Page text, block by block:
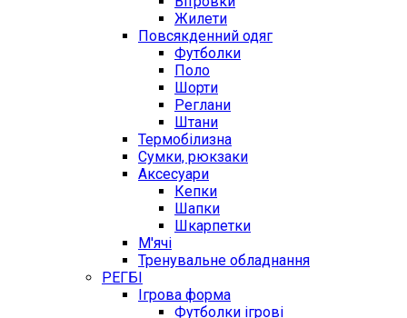
Жилети
Повсякденний одяг
Футболки
Поло
Шорти
Реглани
Штани
Термобілизна
Сумки, рюкзаки
Аксесуари
Кепки
Шапки
Шкарпетки
М'ячі
Тренувальне обладнання
РЕГБІ
Ігрова форма
Футболки ігрові